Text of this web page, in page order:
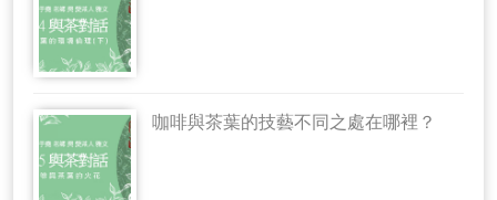
咖啡與茶葉的技藝不同之處在哪裡？